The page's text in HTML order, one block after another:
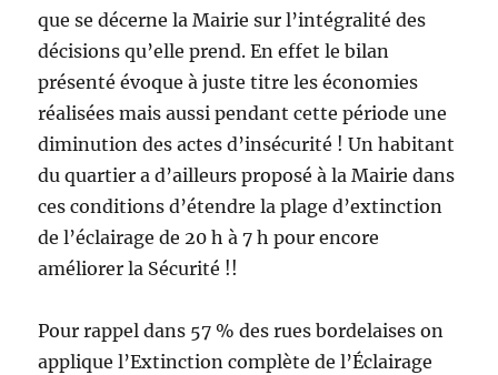
que se décerne la Mairie sur l’intégralité des
décisions qu’elle prend. En effet le bilan
présenté évoque à juste titre les économies
réalisées mais aussi pendant cette période une
diminution des actes d’insécurité ! Un habitant
du quartier a d’ailleurs proposé à la Mairie dans
ces conditions d’étendre la plage d’extinction
de l’éclairage de 20 h à 7 h pour encore
améliorer la Sécurité !!
Pour rappel dans 57 % des rues bordelaises on
applique l’Extinction complète de l’Éclairage